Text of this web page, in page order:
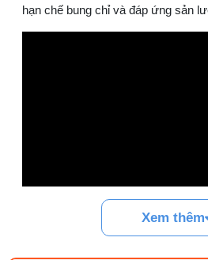
hạn chế bung chỉ và đáp ứng sản
Xem thêm
03/08/2026 10:22 AM